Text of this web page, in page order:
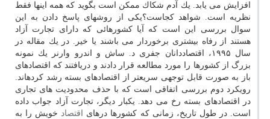
افزایش می یابد. یك آدم شكاك ممكن است بگوید كه همه اینها فقط
نظریه است. شواهد كجاست؟یكی از روش­های پاسخ دادن به این
سوال بررسی این است كه آیا كشورهائی كه دارای تجارت آزاد
هستند از رفاه بیشتری برخوردار می باشند یا خیر. در یك مقاله در
سال ۱۹۹۵، اقتصاددانان جفری د. ساش و اندرو وارنر یك نمونه
بزرگ از كشورها را مورد مطالعه قرار دادند و دریافتند كه اقتصادهای
باز به صورت قابل توجهی سریعتر از اقتصادهای بسته رشد كرده­اند.
رویكرد دوم بررسی اتفاقی است كه با حذف محدودیت های تجاری
در اقتصادهای بسته رخ می دهد. یكبار دیگر، تجارت آزاد جواب داده
است. در طول تاریخ، زمانی كه كشورها درهای
اقتصاد خویش را به